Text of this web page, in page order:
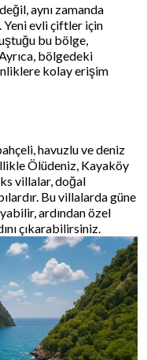
aynı zamanda
evli çiftler için
bu bölge,
bölgedeki
kolay erişim
havuzlu ve deniz
Ölüdeniz, Kayaköy
villalar, doğal
Bu villalarda güne
ardından özel
çıkarabilirsiniz.